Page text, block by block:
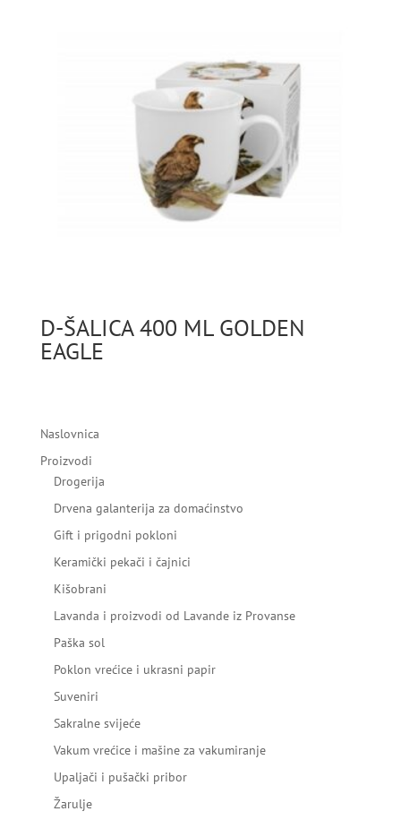
D-ŠALICA 400 ML GOLDEN
EAGLE
Naslovnica
Proizvodi
Drogerija
Drvena galanterija za domaćinstvo
Gift i prigodni pokloni
Keramički pekači i čajnici
Kišobrani
Lavanda i proizvodi od Lavande iz Provanse
Paška sol
Poklon vrećice i ukrasni papir
Suveniri
Sakralne svijeće
Vakum vrećice i mašine za vakumiranje
Upaljači i pušački pribor
Žarulje